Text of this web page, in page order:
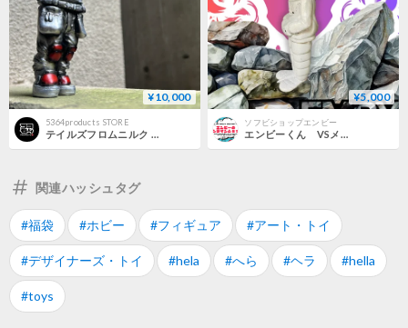
¥10,000
5364products STORE
¥5,000
ソフビショップエンビー
関連ハッシュタグ
#福袋 #ホビー #フィギュア #アート・トイ
#デザイナーズ・トイ #hela #へら #ヘラ #hella
#toys